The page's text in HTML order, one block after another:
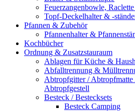
Feuerzangenbowle,
Topf-Deckelhalter & -
Pfannen & Zubehör
Pfannenhalter &
Kochbücher
Ordnung & Zusatzstauraum
Ablagen für Küche &
Abfalltrennung &
Abtropfgitter / Abtropfmatte
Abtropfgestell
Besteck / Bestecksets
Besteck Camping